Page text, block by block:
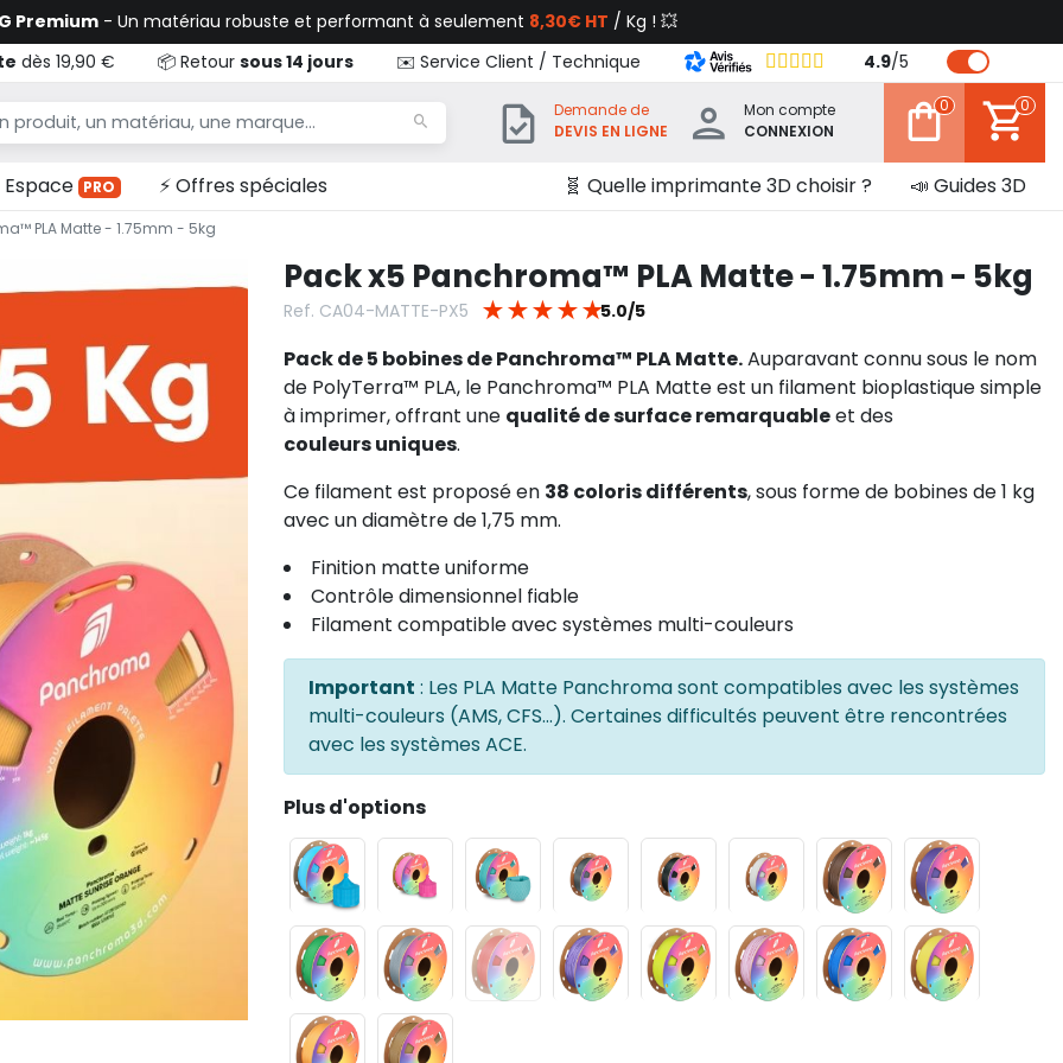
Premium - Un matériau robuste et performant à seulement 8,30€ HT / Kg ! 💥
dès 19,90 € 📦 Retour sous 14 jours ✉️ Service Client / Technique 4.9/5
Demande de
DEVIS EN LIGNE
Mon compte
CONNEXION
0 0
Espace PRO ⚡ Offres spéciales 🧬 Quelle imprimante 3D choisir ? 📣 Guides 3D
PLA Matte - 1.75mm - 5kg
Pack x5 Panchroma™ PLA Matte - 1.75mm - 5kg
Ref. CA04-MATTE-PX5 ★ ★ ★ ★ ★5.0/5
Pack de 5 bobines de Panchroma™ PLA Matte.Auparavant connu sous le nom
de PolyTerra™ PLA, le Panchroma™ PLA Matte est un filament bioplastique simple
à imprimer, offrant une qualité de surface remarquableet des
couleurs uniques.
Ce filament est proposé en 38 coloris différents, sous forme de bobines de 1 kg
avec un diamètre de 1,75 mm.
Finition matte uniforme
Contrôle dimensionnel fiable
Filament compatible avec systèmes multi-couleurs
Important : Les PLA Matte Panchroma sont compatibles avec les systèmes
multi-couleurs (AMS, CFS...). Certaines difficultés peuvent être rencontrées
avec les systèmes ACE.
Plus d'options